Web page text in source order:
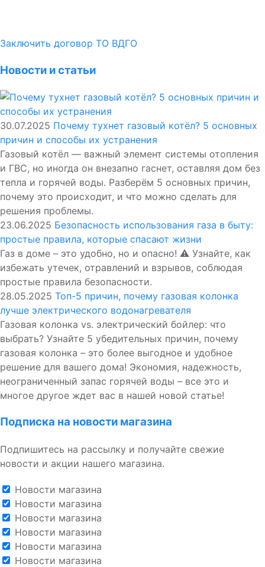
Заключить договор ТО ВДГО
Новости и статьи
30.07.2025 Почему тухнет газовый котёл? 5 основных
причин и способы их устранения
Газовый котёл — важный элемент системы отопления
и ГВС, но иногда он внезапно гаснет, оставляя дом без
тепла и горячей воды. Разберём 5 основных причин,
почему это происходит, и что можно сделать для
решения проблемы.
23.06.2025 Безопасность использования газа в быту:
простые правила, которые спасают жизни
Газ в доме – это удобно, но и опасно! ⚠️ Узнайте, как
избежать утечек, отравлений и взрывов, соблюдая
простые правила безопасности.
28.05.2025 Топ-5 причин, почему газовая колонка
лучше электрического водонагревателя
Газовая колонка vs. электрический бойлер: что
выбрать? Узнайте 5 убедительных причин, почему
газовая колонка – это более выгодное и удобное
решение для вашего дома! Экономия, надежность,
неограниченный запас горячей воды – все это и
многое другое ждет вас в нашей новой статье!
Подписка на новости магазина
Подпишитесь на рассылку и получайте свежие
новости и акции нашего магазина.
Новости магазина
Новости магазина
Новости магазина
Новости магазина
Новости магазина
Новости магазина